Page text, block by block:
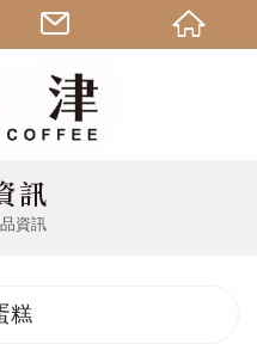
訊
資訊
糕